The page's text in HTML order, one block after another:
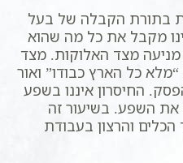
בתורת הקבלה של בעל
מקבל את כל מה שהוא
מצד האלוקות. מצד
כל הארץ כבודו” ואור
החיסרון איננו בשפע
השפע. בשיעור זה
והרצון בעבודת